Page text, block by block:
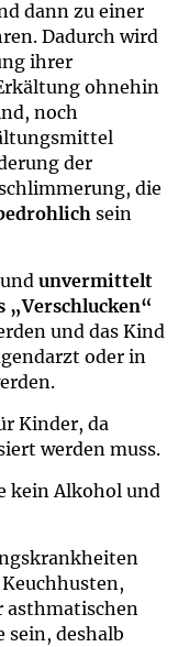
dann zu einer
Dadurch wird
ihrer
ohnehin
noch
der
die
sein
unvermittelt
„Verschlucken“
und das Kind
oder in
Kinder, da
werden muss.
kein Alkohol und
asthmatischen
sein, deshalb